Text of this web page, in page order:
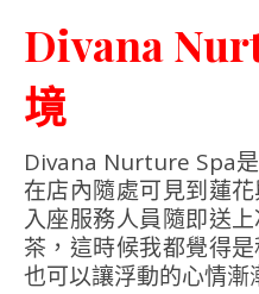
Divana
境
Divana Nurture Spa
在店內隨處可見到蓮
入座服務人員隨即送
茶，這時候我都覺得
也可以讓浮動的心情漸